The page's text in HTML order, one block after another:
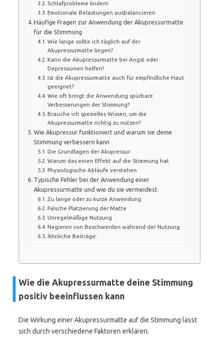
Schlafprobleme lindern
Emotionale Belastungen ausbalancieren
Häufige Fragen zur Anwendung der Akupressurmatte
für die Stimmung
Wie lange sollte ich täglich auf der
Akupressurmatte liegen?
Kann die Akupressurmatte bei Angst oder
Depressionen helfen?
Ist die Akupressurmatte auch für empfindliche Haut
geeignet?
Wie oft bringt die Anwendung spürbare
Verbesserungen der Stimmung?
Brauche ich spezielles Wissen, um die
Akupressurmatte richtig zu nutzen?
Wie Akupressur funktioniert und warum sie deine
Stimmung verbessern kann
Die Grundlagen der Akupressur
Warum das einen Effekt auf die Stimmung hat
Physiologische Abläufe verstehen
Typische Fehler bei der Anwendung einer
Akupressurmatte und wie du sie vermeidest
Zu lange oder zu kurze Anwendung
Falsche Platzierung der Matte
Unregelmäßige Nutzung
Negieren von Beschwerden während der Nutzung
Ähnliche Beiträge:
Wie die Akupressurmatte deine Stimmung
positiv beeinflussen kann
Die Wirkung einer Akupressurmatte auf die Stimmung lässt
sich durch verschiedene Faktoren erklären.